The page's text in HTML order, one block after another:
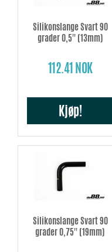
Silikonslange Svart 90
grader 0,5'' (13mm)
112.41 NOK
Kjøp!
Silikonslange Svart 90
grader 0,75'' (19mm)